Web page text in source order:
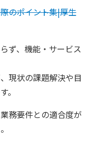
のポイント集|厚生
ず、機能・サービス
現状の課題解決や目
。
務要件との適合度が